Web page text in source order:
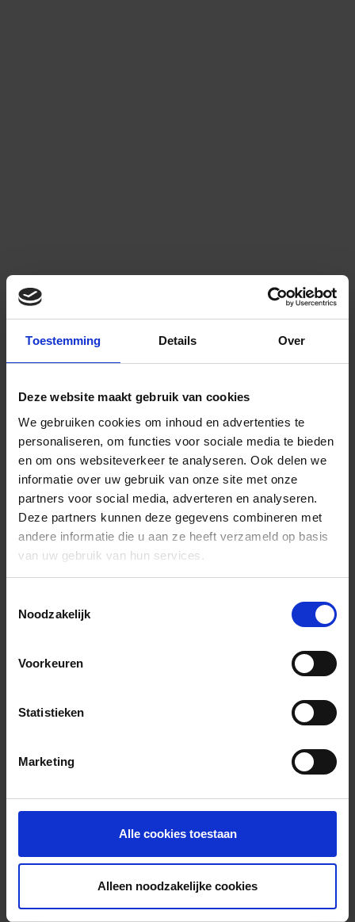
Toestemming Details Over
Deze website maakt gebruik van cookies
We gebruiken cookies om inhoud en advertenties te
personaliseren, om functies voor sociale media te bieden
en om ons websiteverkeer te analyseren. Ook delen we
informatie over uw gebruik van onze site met onze
partners voor social media, adverteren en analyseren.
Deze partners kunnen deze gegevens combineren met
andere informatie die u aan ze heeft verzameld op basis
van uw gebruik van hun services.
Noodzakelijk
Voorkeuren
Statistieken
Marketing
Alle cookies toestaan
Alleen noodzakelijke cookies